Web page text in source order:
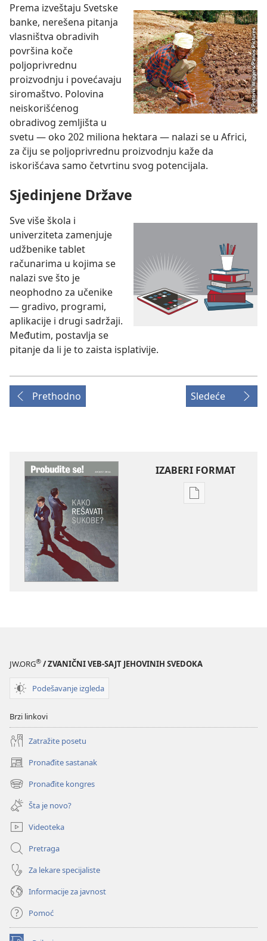
Prema izveštaju Svetske
banke, nerešena pitanja
vlasništva obradivih
površina koče
poljoprivrednu
proizvodnju i povećavaju
siromaštvo. Polovina
neiskorišćenog
obradivog zemljišta u
svetu — oko 202 miliona hektara — nalazi se u Africi,
za čiju se poljoprivrednu proizvodnju kaže da
iskorišćava samo četvrtinu svog potencijala.
Sjedinjene Države
Sve više škola i
univerziteta zamenjuje
udžbenike tablet
računarima u kojima se
nalazi sve što je
neophodno za učenike
— gradivo, programi,
aplikacije i drugi sadržaji.
Međutim, postavlja se
pitanje da li je to zaista isplativije.
Prethodno Sledeće
IZABERI FORMAT
Formati
JW.ORG® / ZVANIČNI VEB-SAJT JEHOVINIH SVEDOKA
Podešavanje izgleda
Brzi linkovi
Zatražite posetu
Pronađite sastanak
(otvara
novi
prozor)
Pronađite kongres
(otvara
novi
prozor)
Šta je novo?
Videoteka
Pretraga
Za lekare specijaliste
Informacije za javnost
Pomoć